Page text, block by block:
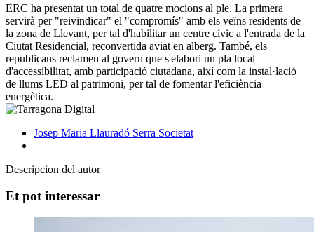
ERC ha presentat un total de quatre mocions al ple. La primera
servirà per "reivindicar" el "compromís" amb els veïns residents de
la zona de Llevant, per tal d'habilitar un centre cívic a l'entrada de la
Ciutat Residencial, reconvertida aviat en alberg. També, els
republicans reclamen al govern que s'elabori un pla local
d'accessibilitat, amb participació ciutadana, així com la instal·lació
de llums LED al patrimoni, per tal de fomentar l'eficiència
energètica.
Josep Maria Llauradó Serra Societat
Descripcion del autor
Et pot interessar